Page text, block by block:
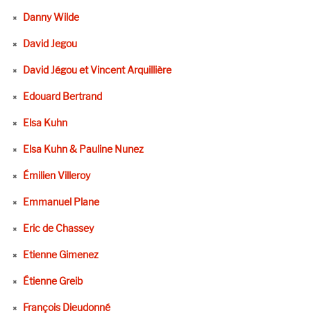
Danny Wilde
David Jegou
David Jégou et Vincent Arquillière
Edouard Bertrand
Elsa Kuhn
Elsa Kuhn & Pauline Nunez
Émilien Villeroy
Emmanuel Plane
Eric de Chassey
Etienne Gimenez
Étienne Greib
François Dieudonné